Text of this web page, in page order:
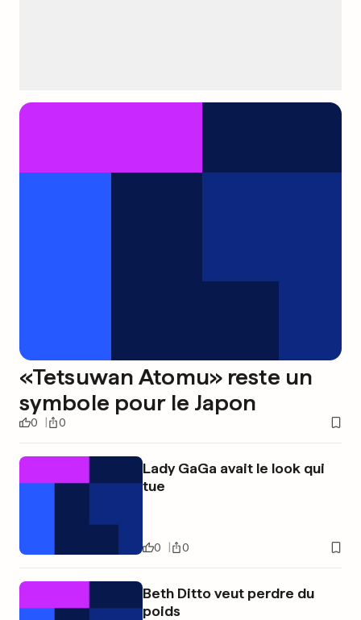
«Tetsuwan Atomu» reste un
symbole pour le Japon
0 0
Lady GaGa avait le look qui
tue
0 0
Beth Ditto veut perdre du
poids